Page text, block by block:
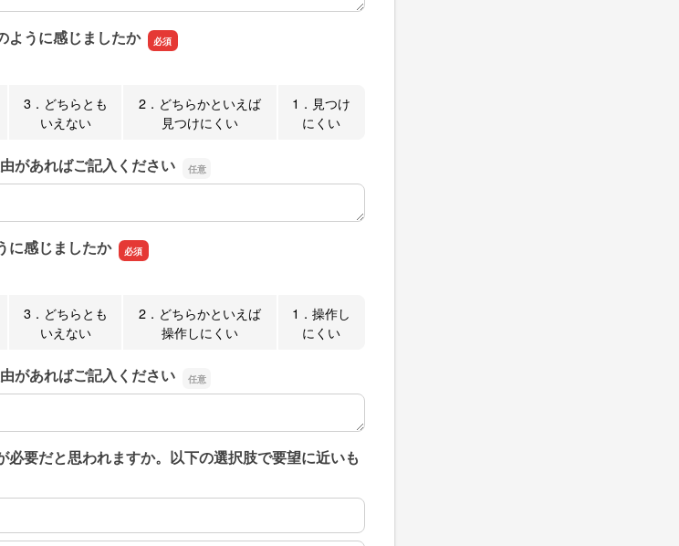
ように感じましたか
3．どちらとも
いえない
2．どちらかといえば
見つけにくい
1．見つけ
にくい
があればご記入ください
があればご記入ください
に感じましたか
3．どちらとも
いえない
2．どちらかといえば
操作しにくい
1．操作し
にくい
があればご記入ください
があればご記入ください
要だと思われますか。以下の選択肢で要望に近いも